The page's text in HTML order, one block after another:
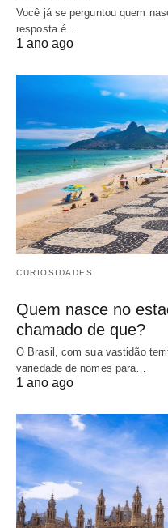
Você já se perguntou quem
resposta é…
1 ano ago
CURIOSIDADES
Quem nasce no
chamado de que?
O Brasil, com sua vastidão
variedade de nomes para…
1 ano ago